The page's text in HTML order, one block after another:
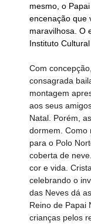
mesmo, o
encenação que
maravilhosa. O
Instituto Cultural
Com
consagrada
montagem
aos seus
Natal. Porém,
dormem. Como
para o Polo
coberta de
cor e vida.
celebrando o
das Neves dá
Reino de Papai
crianças pelos